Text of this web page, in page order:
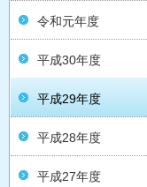
令和元年度
平成30年度
平成29年度
平成28年度
平成27年度